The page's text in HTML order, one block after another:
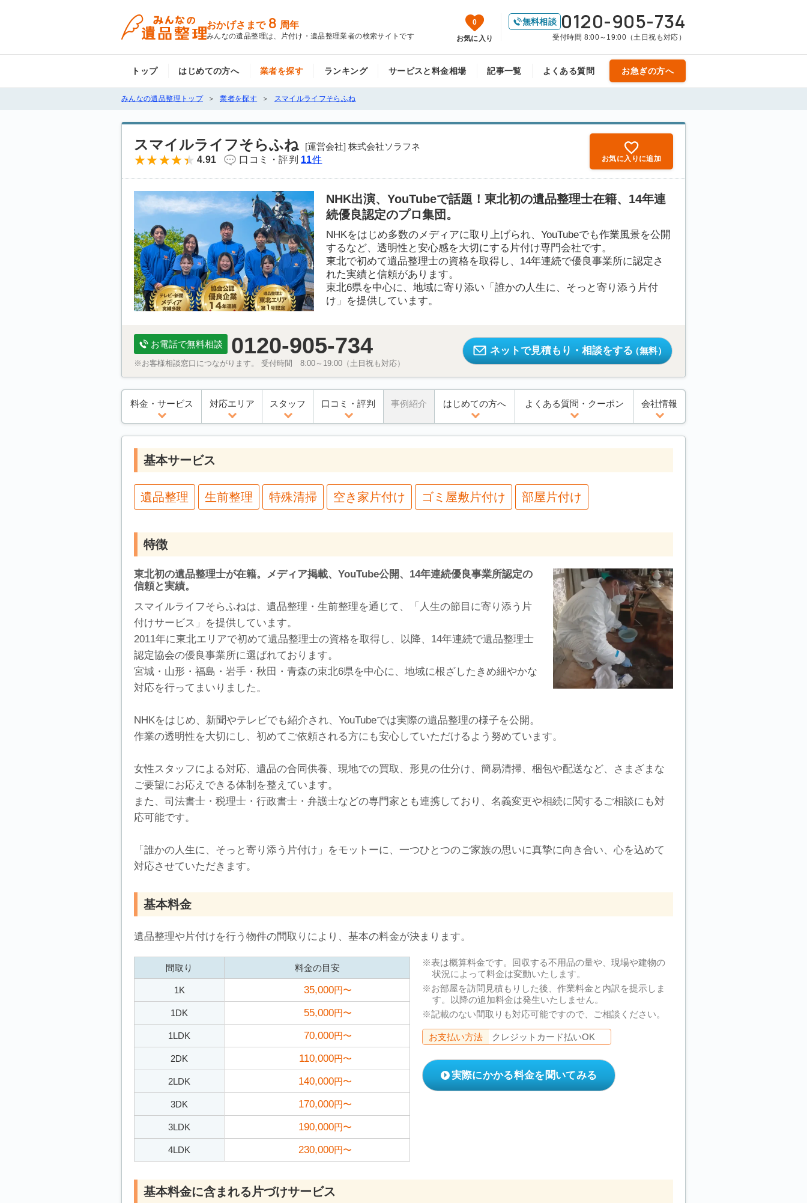
おかげさまで 8 周年
みんなの遺品整理は、片付け・遺品整理業者の検索サイトです
0
お気に入り
無料相談 0120-905-734
受付時間 8:00～19:00（土日祝も対応）
トップ はじめての方へ 業者を探す ランキング サービスと料金相場 記事一覧 よくある質問 お急ぎの方へ
みんなの遺品整理トップ 業者を探す スマイルライフそらふね
スマイルライフそらふね
[運営会社] 株式会社ソラフネ
4.91
口コミ・評判 11件 お気に入りに追加
NHK出演、YouTubeで話題！東北初の遺品整理士在籍、14年連
続優良認定のプロ集団。
NHKをはじめ多数のメディアに取り上げられ、YouTubeでも作業風景を公開
するなど、透明性と安心感を大切にする片付け専門会社です。
東北で初めて遺品整理士の資格を取得し、14年連続で優良事業所に認定さ
れた実績と信頼があります。
東北6県を中心に、地域に寄り添い「誰かの人生に、そっと寄り添う片付
け」を提供しています。
お電話で無料相談 0120-905-734
※お客様相談窓口につながります。 受付時間 8:00～19:00（土日祝も対応）
ネットで見積もり・相談をする（無料）
料金・サービス 対応エリア スタッフ 口コミ・評判 事例紹介 はじめての方へ よくある質問・クーポン 会社情報
基本サービス
遺品整理 生前整理 特殊清掃 空き家片付け ゴミ屋敷片付け 部屋片付け
特徴
東北初の遺品整理士が在籍。メディア掲載、YouTube公開、14年連続優良事業所認定の
信頼と実績。
スマイルライフそらふねは、遺品整理・生前整理を通じて、「人生の節目に寄り添う片
付けサービス」を提供しています。
2011年に東北エリアで初めて遺品整理士の資格を取得し、以降、14年連続で遺品整理士
認定協会の優良事業所に選ばれております。
宮城・山形・福島・岩手・秋田・青森の東北6県を中心に、地域に根ざしたきめ細やかな
対応を行ってまいりました。
NHKをはじめ、新聞やテレビでも紹介され、YouTubeでは実際の遺品整理の様子を公開。
作業の透明性を大切にし、初めてご依頼される方にも安心していただけるよう努めています。
女性スタッフによる対応、遺品の合同供養、現地での買取、形見の仕分け、簡易清掃、梱包や配送など、さまざまな
ご要望にお応えできる体制を整えています。
また、司法書士・税理士・行政書士・弁護士などの専門家とも連携しており、名義変更や相続に関するご相談にも対
応可能です。
「誰かの人生に、そっと寄り添う片付け」をモットーに、一つひとつのご家族の思いに真摯に向き合い、心を込めて
対応させていただきます。
基本料金
遺品整理や片付けを行う物件の間取りにより、基本の料金が決まります。
間取り 料金の目安
1K 35,000円〜
1DK 55,000円〜
1LDK 70,000円〜
2DK 110,000円〜
2LDK 140,000円〜
3DK 170,000円〜
3LDK 190,000円〜
4LDK 230,000円〜
表は概算料金です。回収する不用品の量や、現場や建物の
状況によって料金は変動いたします。
お部屋を訪問見積もりした後、作業料金と内訳を提示しま
す。以降の追加料金は発生いたしません。
記載のない間取りも対応可能ですので、ご相談ください。
お支払い方法 クレジットカード払いOK
実際にかかる料金を聞いてみる
基本料金に含まれる片づけサービス